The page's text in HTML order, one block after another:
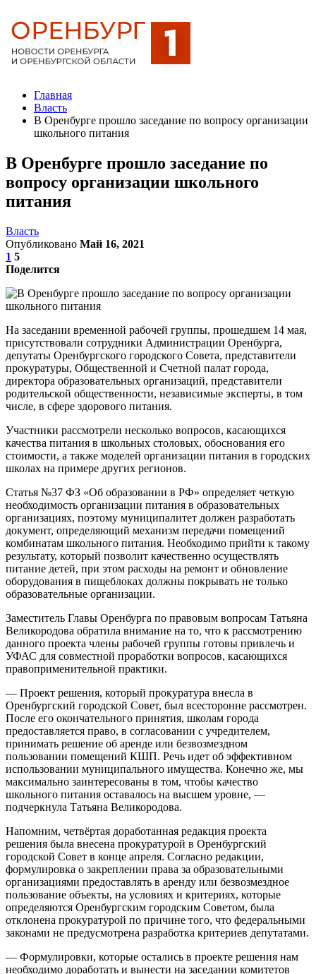
Главная
Власть
В Оренбурге прошло заседание по вопросу организации
школьного питания
В Оренбурге прошло заседание по
вопросу организации школьного
питания
Власть
Опубликовано Май 16, 2021
1 5
Поделится
На заседании временной рабочей группы, прошедшем 14 мая,
присутствовали сотрудники Администрации Оренбурга,
депутаты Оренбургского городского Совета, представители
прокуратуры, Общественной и Счетной палат города,
директора образовательных организаций, представители
родительской общественности, независимые эксперты, в том
числе, в сфере здорового питания.
Участники рассмотрели несколько вопросов, касающихся
качества питания в школьных столовых, обоснования его
стоимости, а также моделей организации питания в городских
школах на примере других регионов.
Статья №37 ФЗ «Об образовании в РФ» определяет четкую
необходимость организации питания в образовательных
организациях, поэтому муниципалитет должен разработать
документ, определяющий механизм передачи помещений
комбинатам школьного питания. Необходимо прийти к такому
результату, который позволит качественно осуществлять
питание детей, при этом расходы на ремонт и обновление
оборудования в пищеблоках должны покрывать не только
образовательные организации.
Заместитель Главы Оренбурга по правовым вопросам Татьяна
Великородова обратила внимание на то, что к рассмотрению
данного проекта члены рабочей группы готовы привлечь и
УФАС для совместной проработки вопросов, касающихся
правоприменительной практики.
— Проект решения, который прокуратура внесла в
Оренбургский городской Совет, был всесторонне рассмотрен.
После его окончательного принятия, школам города
предоставляется право, в согласовании с учредителем,
принимать решение об аренде или безвозмездном
пользовании помещений КШП. Речь идет об эффективном
использовании муниципального имущества. Конечно же, мы
максимально заинтересованы в том, чтобы качество
школьного питания оставалось на высшем уровне, —
подчеркнула Татьяна Великородова.
Напомним, четвёртая доработанная редакция проекта
решения была внесена прокуратурой в Оренбургский
городской Совет в конце апреля. Согласно редакции,
формулировка о закреплении права за образовательными
организациями предоставлять в аренду или безвозмездное
пользование объекты, на условиях и критериях, которые
определяются Оренбургским городским Советом, была
отклонена прокуратурой по причине того, что федеральными
законами не предусмотрена разработка критериев депутатами.
— Формулировки, которые остались в проекте решения нам
необходимо доработать и вынести на заседании комитетов